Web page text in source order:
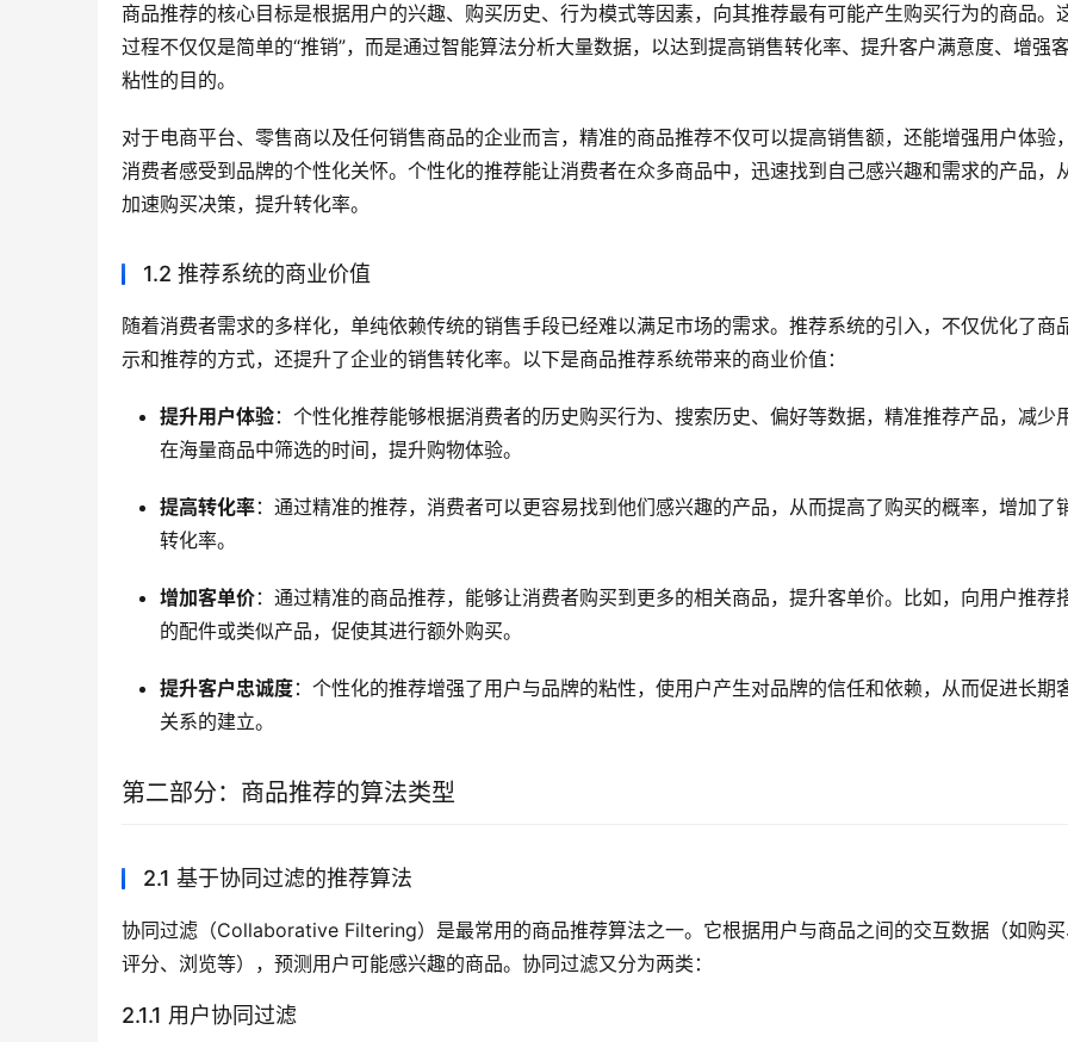
商品推荐的核心目标是根据用户的兴趣、购买历史、行为模式等因素，向其推荐最有可能产生购买行为的商品。
过程不仅仅是简单的“推销”，而是通过智能算法分析大量数据，以达到提高销售转化率、提升客户满意度、增强
粘性的目的。
对于电商平台、零售商以及任何销售商品的企业而言，精准的商品推荐不仅可以提高销售额，还能增强用户体验
消费者感受到品牌的个性化关怀。个性化的推荐能让消费者在众多商品中，迅速找到自己感兴趣和需求的产品，
加速购买决策，提升转化率。
1.2 推荐系统的商业价值
随着消费者需求的多样化，单纯依赖传统的销售手段已经难以满足市场的需求。推荐系统的引入，不仅优化了商
示和推荐的方式，还提升了企业的销售转化率。以下是商品推荐系统带来的商业价值：
提升用户体验：个性化推荐能够根据消费者的历史购买行为、搜索历史、偏好等数据，精准推荐产品，减少
在海量商品中筛选的时间，提升购物体验。
提高转化率：通过精准的推荐，消费者可以更容易找到他们感兴趣的产品，从而提高了购买的概率，增加了
转化率。
增加客单价：通过精准的商品推荐，能够让消费者购买到更多的相关商品，提升客单价。比如，向用户推荐
的配件或类似产品，促使其进行额外购买。
提升客户忠诚度：个性化的推荐增强了用户与品牌的粘性，使用户产生对品牌的信任和依赖，从而促进长期
关系的建立。
第二部分：商品推荐的算法类型
2.1 基于协同过滤的推荐算法
协同过滤（Collaborative Filtering）是最常用的商品推荐算法之一。它根据用户与商品之间的交互数据（如购买
评分、浏览等），预测用户可能感兴趣的商品。协同过滤又分为两类：
2.1.1 用户协同过滤